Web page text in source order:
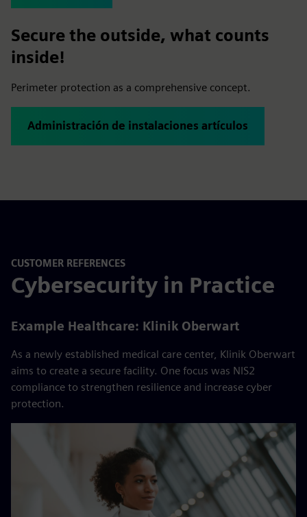
Secure the outside, what counts
inside!
Perimeter protection as a comprehensive concept.
Administración de instalaciones artículos
CUSTOMER REFERENCES
Cybersecurity in Practice
Example Healthcare: Klinik Oberwart
As a newly established medical care center, Klinik Oberwart
aims to create a secure facility. One focus was NIS2
compliance to strengthen resilience and increase cyber
protection.